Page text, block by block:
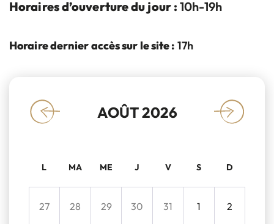
Horaires d’ouverture du jour : 10h-19h
Horaire dernier accès sur le site : 17h
« AOÛT 2026 »
L MA ME J V S D
27 28 29 30 31 1 2